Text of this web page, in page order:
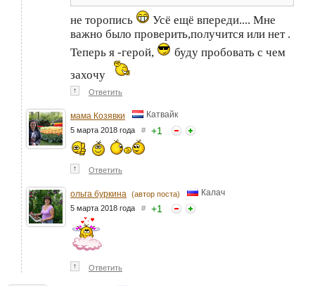
не торопись
Усё ещё впереди.... Мне
важно было проверить,получится или нет .
Теперь я -герой,
буду пробовать с чем
захочу
↑ Ответить
мама Козявки Катвайк
5 марта 2018 года # +1
↑ Ответить
ольга буркина (автор поста) Калач
5 марта 2018 года # +1
↑ Ответить